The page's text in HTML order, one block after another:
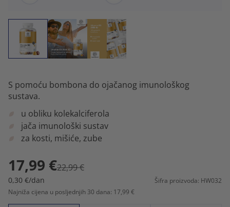
S pomoću bombona do ojačanog imunološkog
sustava.
u obliku kolekalciferola
jača imunološki sustav
za kosti, mišiće, zube
17,99 €22,99 €
0,30 €/dan
Šifra proizvoda: HW032
Najniža cijena u posljednjih 30 dana: 17,99 €